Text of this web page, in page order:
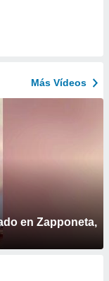
Más Vídeos
en Zapponeta,